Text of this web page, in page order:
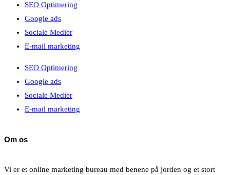
SEO Optimering
Google ads
Sociale Medier
E-mail marketing
SEO Optimering
Google ads
Sociale Medier
E-mail marketing
Om os
Vi er et online marketing bureau med benene på jorden og et stort